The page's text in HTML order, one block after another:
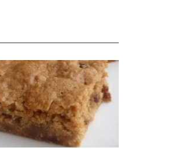
& jongeren'
over 'Gemberkoek'